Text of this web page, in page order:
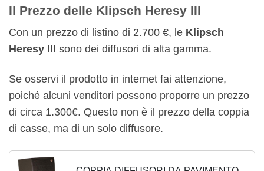
Il Prezzo delle Klipsch Heresy III
Con un prezzo di listino di 2.700 €, le Klipsch
Heresy III sono dei diffusori di alta gamma.
Se osservi il prodotto in internet fai attenzione,
poiché alcuni venditori possono proporre un prezzo
di circa 1.300€. Questo non è il prezzo della coppia
di casse, ma di un solo diffusore.